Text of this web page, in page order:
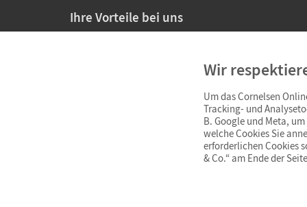
Ihre Vorteile bei uns
Persönliche Angebote für Lehrkräfte
Sicheres Einkaufen mit SSL-Verschlüsselung
Widerrufsfristvon 4 Wochen
Schnelle und einfache Retourenabwicklung
Wir
Um das Cornelsen
Tracking- und
B. Google und Meta,
welche Cookies Sie
erforderlichen Cookies
& Co.“ am Ende der